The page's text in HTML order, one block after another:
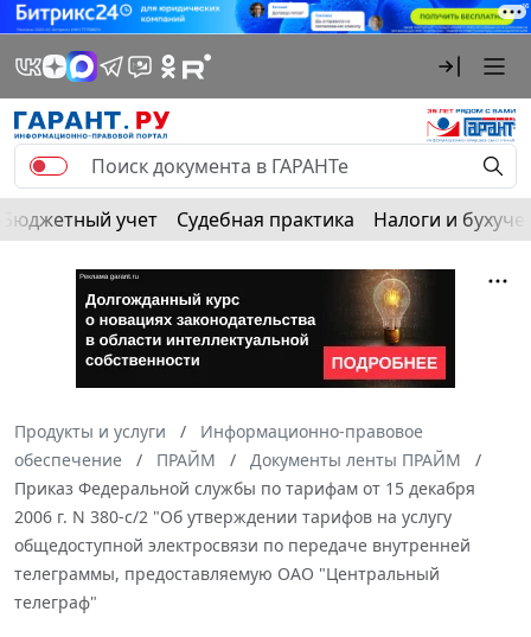
Бюджетный учет Судебная практика Налоги и
Продукты и услуги
Информационно-правовое
обеспечение
ПРАЙМ
Документы ленты ПРАЙМ
Приказ Федеральной службы по тарифам от 15 декабря
2006 г. N 380-с/2 "Об утверждении тарифов на услугу
общедоступной электросвязи по передаче внутренней
телеграммы, предоставляемую ОАО "Центральный
телеграф"